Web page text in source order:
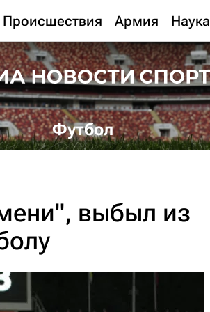
Происшествия Армия Наука
Футбол
выбыл из